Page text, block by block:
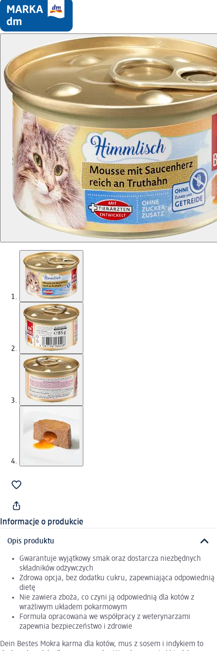
Informacje o produkcie
Opis produktu
Gwarantuje wyjątkowy smak oraz dostarcza niezbędnych
składników odżywczych
Zdrowa opcja, bez dodatku cukru, zapewniająca odpowiednią
dietę
Nie zawiera zboża, co czyni ją odpowiednią dla kotów z
wrażliwym układem pokarmowym
Formuła opracowana we współpracy z weterynarzami
zapewnia bezpieczeństwo i zdrowie
Dein Bestes Mokra karma dla kotów, mus z sosem i indykiem to